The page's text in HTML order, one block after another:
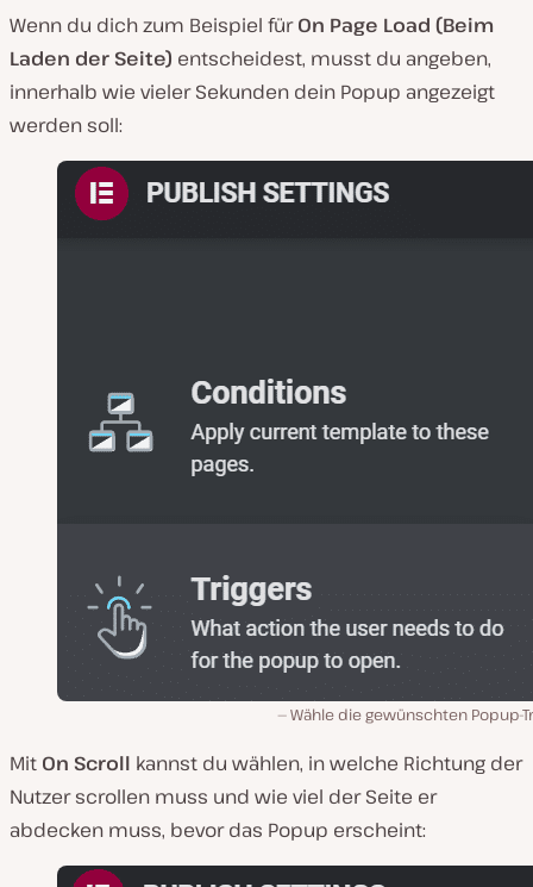
Wenn du dich zum Beispiel fürOn Page Load (Beim
Laden der Seite) entscheidest, musst du angeben,
innerhalb wie vieler Sekunden dein Popup angezeigt
werden soll:
Wähle die gewünschten Popup-
Mit On Scroll kannst du wählen, in welche Richtung der
Nutzer scrollen muss und wie viel der Seite er
abdecken muss, bevor das Popup erscheint: